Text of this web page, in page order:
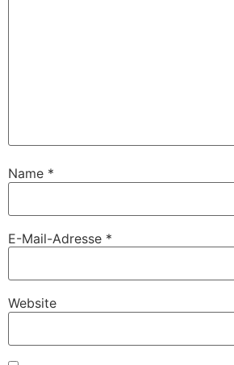
Name *
E-Mail-Adresse *
Website